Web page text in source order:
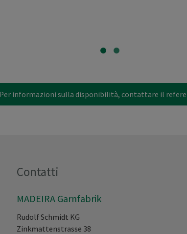
informazioni sulla disponibilità, contattare il
Contatti
MADEIRA Garnfabrik
Rudolf Schmidt KG
Zinkmattenstrasse 38